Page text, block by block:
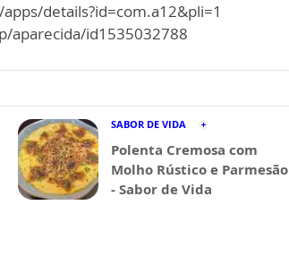
details?id=com.a12&pli=1
aparecida/id1535032788
SABOR DE VIDA
Polenta Cremosa com
Molho Rústico e Parmesão
- Sabor de Vida